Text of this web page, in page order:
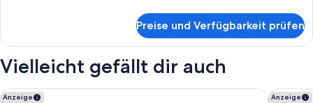
1 King-
Preise und Verfügbarkeit prüfen
Vielleicht gefällt dir auch
Anzeige
Ameristar Casino Resort Spa Black Hawk Anzeige